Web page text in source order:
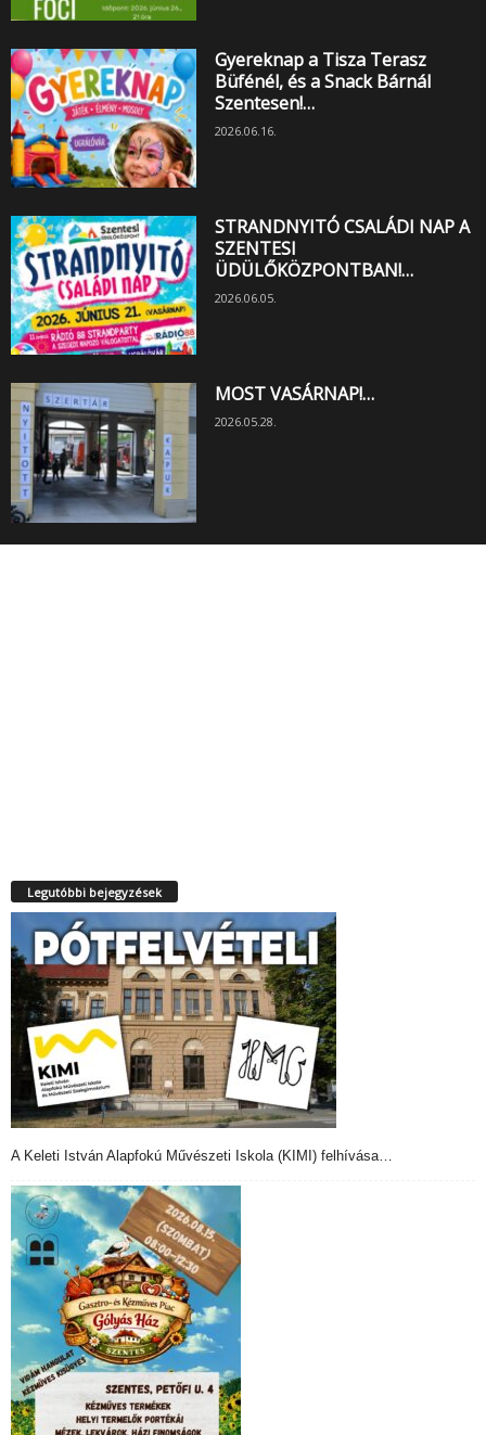
Gyereknap a Tisza Terasz
Büfénél, és a Snack Bárnál
Szentesen!…
2026.06.16.
STRANDNYITÓ CSALÁDI NAP A
SZENTESI
ÜDÜLŐKÖZPONTBAN!…
2026.06.05.
MOST VASÁRNAP!…
2026.05.28.
Legutóbbi bejegyzések
A Keleti István Alapfokú Művészeti Iskola (KIMI) felhívása…